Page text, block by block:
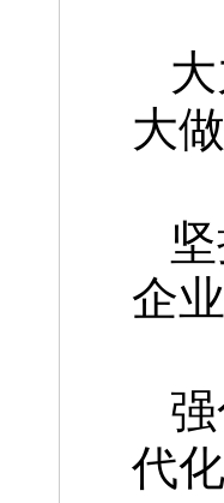
大
企
代